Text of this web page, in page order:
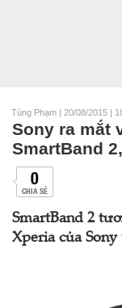
Tùng Phạm | 20/08/2015 |
Sony ra mắt
SmartBand
0
CHIA SẺ
SmartBand 2
Xperia của Sony